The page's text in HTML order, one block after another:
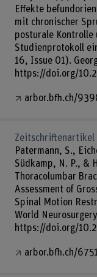
Effekte
mit chronischer
posturale
Studienprotokoll
16, Issue 01).
https://doi.org/
arbor.bfh.ch/
Zeitschriftenartikel
Patermann, S.,
Südkamp, N. P., &
Thoracolumbar
Assessment of
Spinal Motion
World
https://doi.org/
arbor.bfh.ch/6751